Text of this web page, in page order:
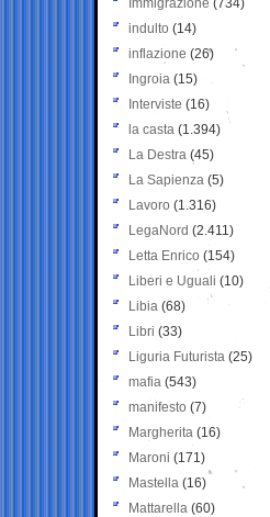
Immigrazione (734)
indulto (14)
inflazione (26)
Ingroia (15)
Interviste (16)
la casta (1.394)
La Destra (45)
La Sapienza (5)
Lavoro (1.316)
LegaNord (2.411)
Letta Enrico (154)
Liberi e Uguali (10)
Libia (68)
Libri (33)
Liguria Futurista (25)
mafia (543)
manifesto (7)
Margherita (16)
Maroni (171)
Mastella (16)
Mattarella (60)